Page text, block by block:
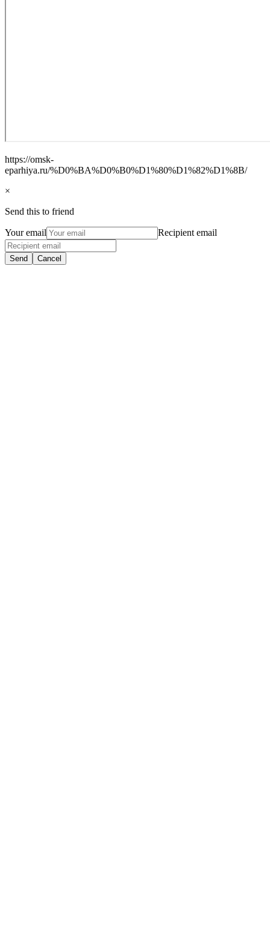
https://omsk-
eparhiya.ru/%D0%BA%D0%B0%D1%80%D1%82%D1%8B/
×
Send this to friend
Your email Recipient email
Send Cancel